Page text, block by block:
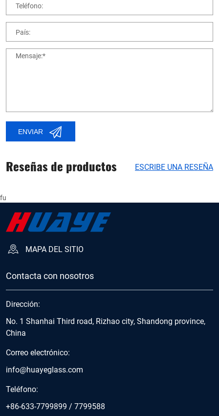
Teléfono:
País:
Mensaje:*
ENVIAR
Reseñas de productos ESCRIBE UNA RESEÑA
fu
MAPA DEL SITIO
Contacta con nosotros
Dirección:
No. 1 Shanhai Third road, Rizhao city, Shandong province,
China
Correo electrónico:
info@huayeglass.com
Teléfono:
+86-633-7799899 / 7799588